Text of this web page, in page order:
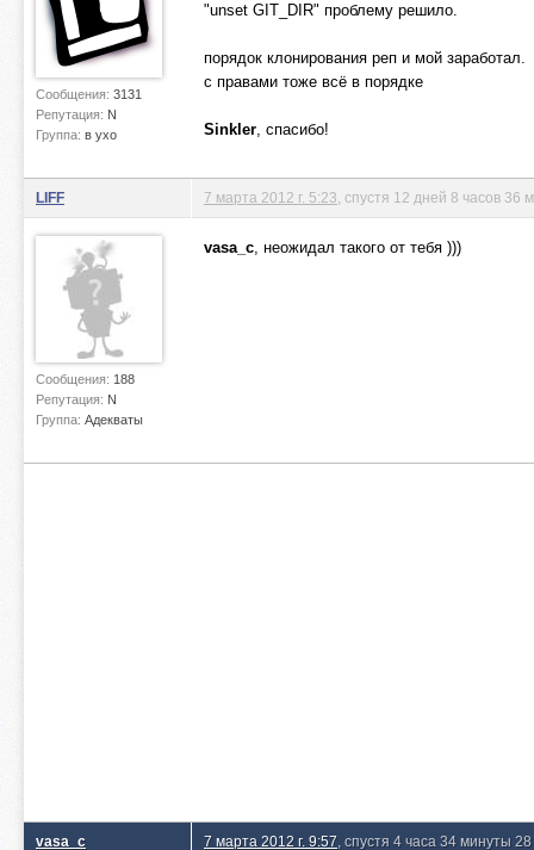
Сообщения: 3131
Репутация: N
Группа: в ухо
"unset GIT_DIR" проблему решило.
порядок клонирования реп и мой заработал.
с правами тоже всё в порядке
Sinkler, спасибо!
LIFF
Сообщения: 188
Репутация: N
Группа: Адекваты
7 марта 2012 г. 5:23 , спустя 12 дней 8 часов 36
vasa_c, неожидал такого от тебя )))
vasa_c 7 марта 2012 г. 9:57 , спустя 4 часа 34 минуты